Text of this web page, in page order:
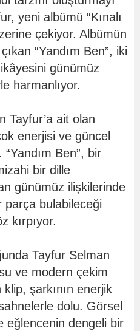
yeni albümü “Kınalı
çekiyor. Albümün
“Yandım Ben”, iki
günümüz
harmanlıyor.
Tayfur’a ait olan
enerjisi ve güncel
Ben”, bir
bir dille
günümüz ilişkilerinde
parça bulabileceği
kırpıyor.
Tayfur Selman
ve modern çekim
şarkının enerjik
dolu. Görsel
eğlencenin dengeli bir